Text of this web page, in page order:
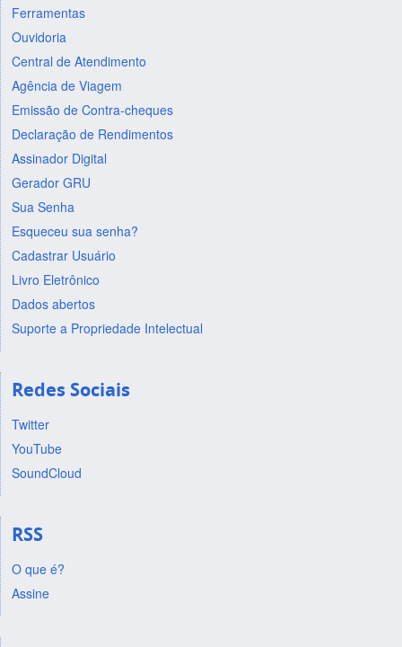
Ferramentas
Ouvidoria
Central de Atendimento
Agência de Viagem
Emissão de Contra-cheques
Declaração de Rendimentos
Assinador Digital
Gerador GRU
Sua Senha
Esqueceu sua senha?
Cadastrar Usuário
Livro Eletrônico
Dados abertos
Suporte a Propriedade Intelectual
Redes Sociais
Twitter
YouTube
SoundCloud
RSS
O que é?
Assine